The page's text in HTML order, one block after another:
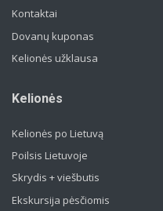
Kontaktai
Dovanų kuponas
Kelionės užklausa
Kelionės
Kelionės po Lietuvą
Poilsis Lietuvoje
Skrydis + viešbutis
Ekskursija pėsčiomis